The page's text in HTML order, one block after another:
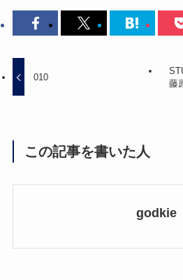
010
藤
この記事を書いた人
godkie